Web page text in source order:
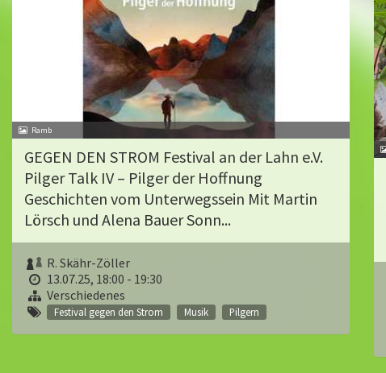
Ramb
GEGEN DEN STROM Festival an der Lahn e.V.
Pilger Talk IV – Pilger der Hoffnung
Geschichten vom Unterwegssein Mit Martin
Lörsch und Alena Bauer Sonn...
R. Skähr-Zöller
13.07.25, 18:00 - 19:30
Verschiedenes
Festival gegen den Strom Musik Pilgern